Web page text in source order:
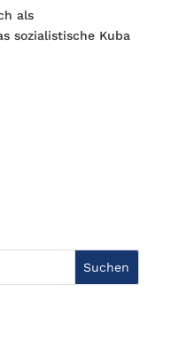
als
sozialistische Kuba
Suchen